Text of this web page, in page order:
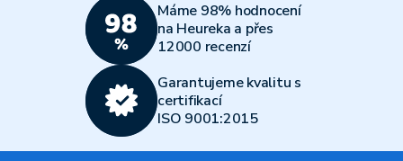
Máme 98% hodnocení
na Heureka a přes
12000 recenzí
Garantujeme kvalitu s
certifikací
ISO 9001:2015